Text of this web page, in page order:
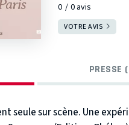
0 0avis
VOTRE AVIS
PRESSE
seule sur scène. Une